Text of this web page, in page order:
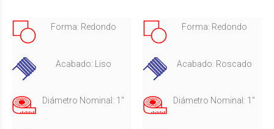
Forma: Redondo
Acabado: Liso
Diámetro Nominal: 1"
Forma: Redondo
Acabado: Roscado
Diámetro Nominal: 1"